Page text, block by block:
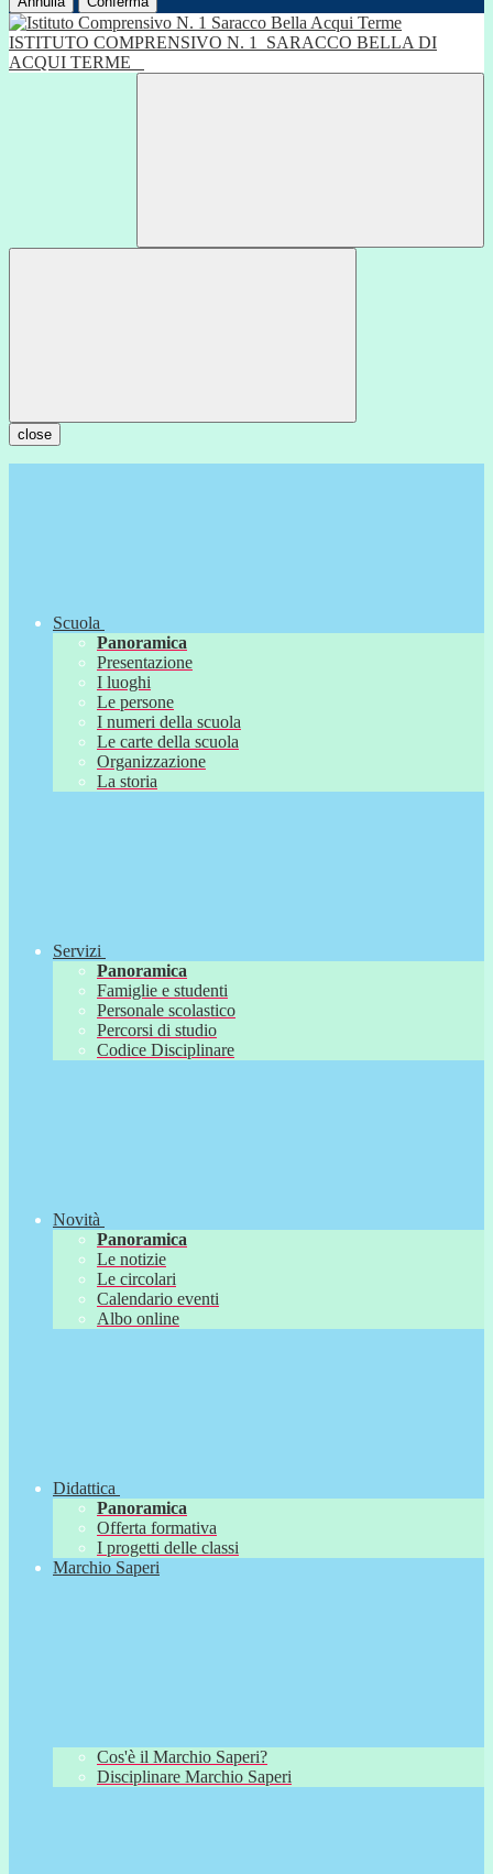
ISTITUTO COMPRENSIVO N. 1
SARACCO BELLA DI
ACQUI TERME
close
Scuola
Panoramica
Presentazione
I luoghi
Le persone
I numeri della scuola
Le carte della scuola
Organizzazione
La storia
Servizi
Panoramica
Famiglie e studenti
Personale scolastico
Percorsi di studio
Codice Disciplinare
Novità
Panoramica
Le notizie
Le circolari
Calendario eventi
Albo online
Didattica
Panoramica
Offerta formativa
I progetti delle classi
Marchio Saperi
Cos'è il Marchio Saperi?
Disciplinare Marchio Saperi